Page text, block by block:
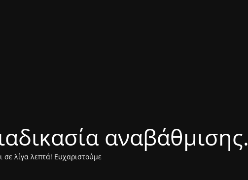
αναβάθμισης.
σε λίγα λεπτά! Ευχαριστούμε